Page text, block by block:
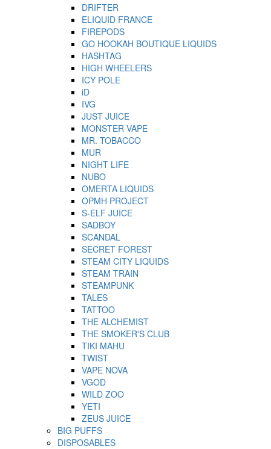
DRIFTER
ELIQUID FRANCE
FIREPODS
GO HOOKAH BOUTIQUE LIQUIDS
HASHTAG
HIGH WHEELERS
ICY POLE
iD
IVG
JUST JUICE
MONSTER VAPE
MR. TOBACCO
MUR
NIGHT LIFE
NUBO
OMERTA LIQUIDS
OPMH PROJECT
S-ELF JUICE
SADBOY
SCANDAL
SECRET FOREST
STEAM CITY LIQUIDS
STEAM TRAIN
STEAMPUNK
TALES
TATTOO
THE ALCHEMIST
THE SMOKER'S CLUB
TIKI MAHU
TWIST
VAPE NOVA
VGOD
WILD ZOO
YETI
ZEUS JUICE
BIG PUFFS
DISPOSABLES